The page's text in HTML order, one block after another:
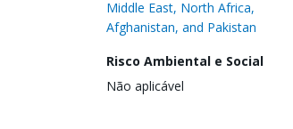
Middle East, North Africa,
Afghanistan, and Pakistan
Risco Ambiental e Social
Não aplicável